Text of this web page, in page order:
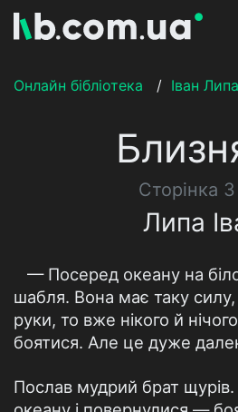
Онлайн бібліотека
/ Іван Липа
Сторінка
Липа
— Посеред океану на
шабля. Вона має таку силу,
руки, то вже нікого й
боятися. Але це дуже
Послав мудрий брат